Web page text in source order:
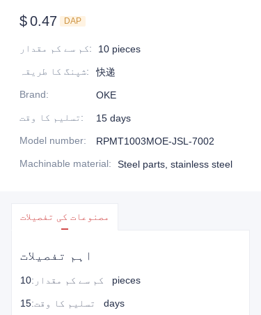
$0.47 DAP
کم سے کم مقدار:
10 pieces
شپنگ کا طریقہ:
快递
Brand:
OKE
تسلیم کا وقت:
15 days
Model number:
RPMT1003MOE-JSL-7002
Machinable material: Steel parts, stainless steel
مصنوعات کی تفصیلات
اہم تفصیلات
کم سے کم مقدار : 10 pieces
تسلیم کا وقت: 15 days